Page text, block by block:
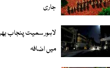
جاری
لاہور سمیت پنجاب
میں اضافہ